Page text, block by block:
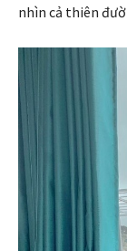
nhìn cả thiên